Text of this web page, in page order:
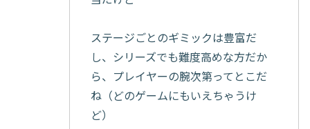
ステージごとのギミックは豊富だ
し、シリーズでも難度高めな方だか
ら、プレイヤーの腕次第ってとこだ
ね（どのゲームにもいえちゃうけ
ど）